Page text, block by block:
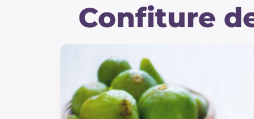
Toutes les recettes
Boissons et rafraîchissements
Confiture